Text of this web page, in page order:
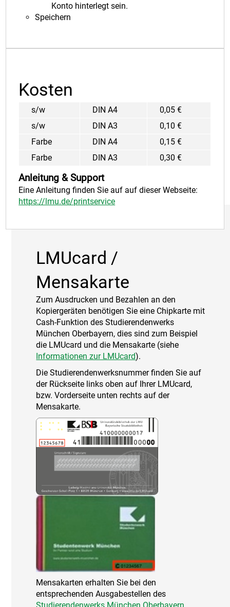
Konto hinterlegt sein.
Speichern
Kosten
s/w DIN A4
0,05 €
s/w
DIN A3
0,10 €
Farbe
DIN A4
0,15 €
Farbe
DIN A3 0,30 €
Anleitung & Support
Eine Anleitung finden Sie auf auf dieser Webseite:
https://lmu.de/printservice
LMUcard /
Mensakarte
Zum Ausdrucken und Bezahlen an den
Kopiergeräten benötigen Sie eine Chipkarte mit
Cash-Funktion des Studierendenwerks
München Oberbayern, dies sind zum Beispiel
die LMUcard und die Mensakarte (siehe
Informationen zur LMUcard).
Die Studierendenwerksnummer finden Sie auf
der Rückseite links oben auf Ihrer LMUcard,
bzw. Vorderseite unten rechts auf der
Mensakarte.
Mensakarten erhalten Sie bei den
entsprechenden Ausgabestellen des